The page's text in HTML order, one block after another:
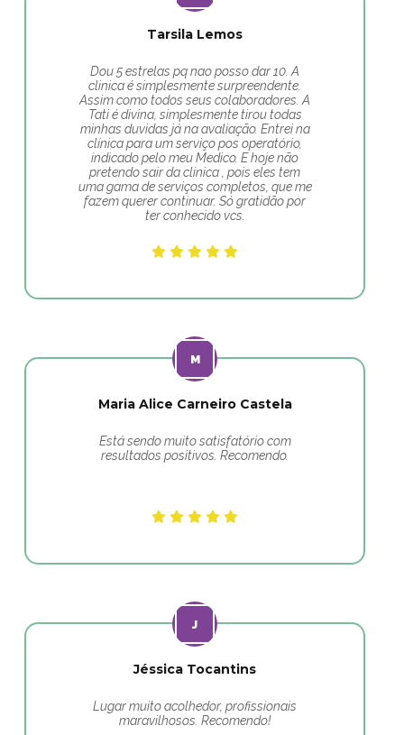
Tarsila Lemos
Dou 5 estrelas pq nao posso dar 10. A
clinica é simplesmente surpreendente.
Assim como todos seus colaboradores. A
Tati é divina, simplesmente tirou todas
minhas duvidas já na avaliação. Entrei na
clínica para um serviço pos operatório,
indicado pelo meu Medico. E hoje não
pretendo sair da clinica , pois eles tem
uma gama de serviços completos, que me
fazem querer continuar. Só gratidão por
ter conhecido vcs.
Maria Alice Carneiro Castela
Está sendo muito satisfatório com
resultados positivos. Recomendo.
Jéssica Tocantins
Lugar muito acolhedor, profissionais
maravilhosos. Recomendo!